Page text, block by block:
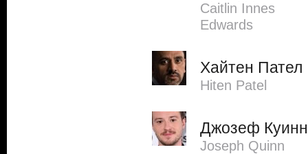
Caitlin Innes
Edwards
Хайтен Пател
Hiten Patel
Джозеф Куинн
Joseph Quinn